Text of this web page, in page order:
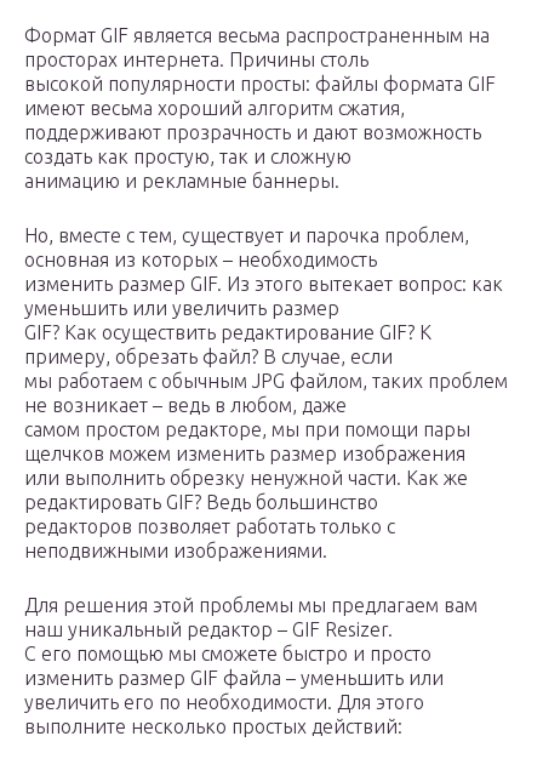
Формат GIF является весьма распространенным на
просторах интернета. Причины столь
высокой популярности просты: файлы формата GIF
имеют весьма хороший алгоритм сжатия,
поддерживают прозрачность и дают возможность
создать как простую, так и сложную
анимацию и рекламные баннеры.
Но, вместе с тем, существует и парочка проблем,
основная из которых – необходимость
изменить размер GIF. Из этого вытекает вопрос: как
уменьшить или увеличить размер
GIF? Как осуществить редактирование GIF? К
примеру, обрезать файл? В случае, если
мы работаем с обычным JPG файлом, таких проблем
не возникает – ведь в любом, даже
самом простом редакторе, мы при помощи пары
щелчков можем изменить размер изображения
или выполнить обрезку ненужной части. Как же
редактировать GIF? Ведь большинство
редакторов позволяет работать только с
неподвижными изображениями.
Для решения этой проблемы мы предлагаем вам
наш уникальный редактор – GIF Resizer.
С его помощью мы сможете быстро и просто
изменить размер GIF файла – уменьшить или
увеличить его по необходимости. Для этого
выполните несколько простых действий: